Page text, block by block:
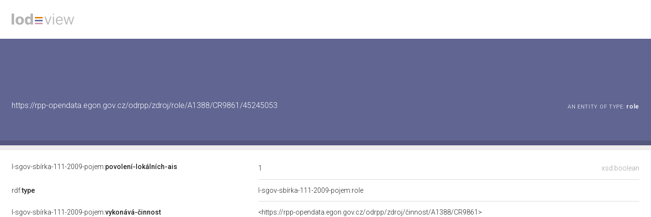
https://rpp-opendata.egon.gov.cz/odrpp/zdroj/role/A1388/CR9861/45245053 AN ENTITY OF TYPE: role
l-sgov-sbírka-111-2009-pojem:povolení-lokálních-ais xsd:boolean
1
rdf:type l-sgov-sbírka-111-2009-pojem:role
l-sgov-sbírka-111-2009-pojem:vykonává-činnost <https://rpp-opendata.egon.gov.cz/odrpp/zdroj/činnost/A1388/CR9861>